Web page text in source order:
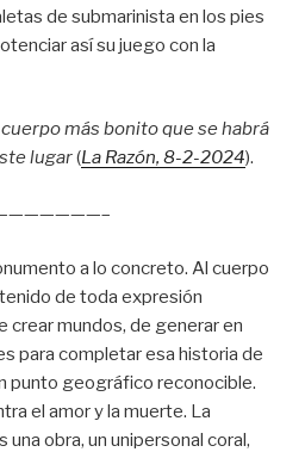
de submarinista en los pies
así su juego con la
cuerpo más bonito que se habrá
lugar(La Razón, 8-2-2024).
a lo concreto. Al cuerpo
de toda expresión
crear mundos, de generar en
para completar esa historia de
punto geográfico reconocible.
el amor y la muerte. La
una obra, un unipersonal coral,